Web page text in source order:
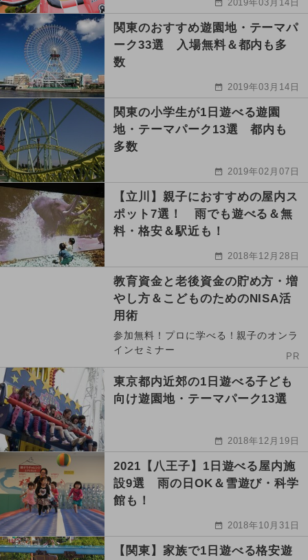
2019年03月14日
関東のおすすめ遊園地・テーマパ
ーク33選 入場無料＆都内も多
数
2019年03月14日
関東の小学生が1日遊べる遊園
地・テーマパーク13選 都内も
多数
2019年02月07日
【立川】親子におすすめの屋内ス
ポット7選！ 雨でも遊べる＆無
料・格安＆駅近も！
2018年12月28日
教育資金と老後資金の貯め方・増
やし方＆こどものためのNISA活
用術
参加無料！プロに学べる！親子のオンラ
インセミナー
PR
東京都内近郊の1日遊べる子ども
向け遊園地・テーマパーク13選
2018年12月19日
2021【八王子】1日遊べる屋内施
設9選 雨の日OK＆雪遊び・科学
館も！
2018年10月31日
【関東】家族で1日遊べる格安遊